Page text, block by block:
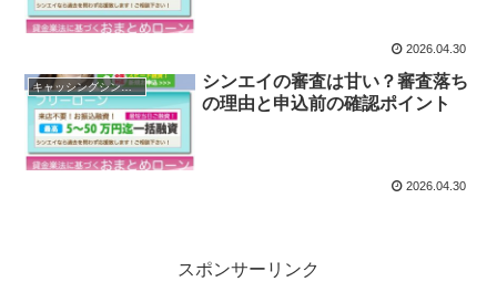
2026.04.30
キャッシングシンエイ
シンエイの審査は甘い？審査落ち
の理由と申込前の確認ポイント
2026.04.30
スポンサーリンク